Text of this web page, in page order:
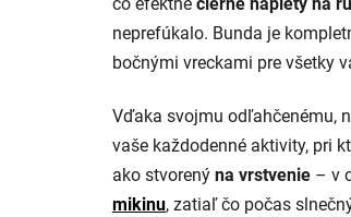
neprefúkalo. Bunda je
bočnými vreckami pre všetky
Vďaka svojmu odľahčenému,
vaše každodenné aktivity, pri
ako stvorený na vrstvenie – v
mikinu, zatiaľ čo počas